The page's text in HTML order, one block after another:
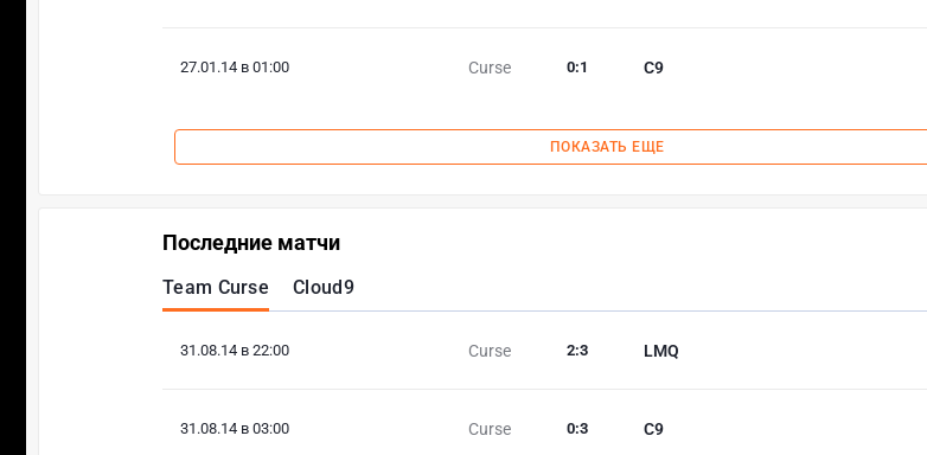
27.01.14 в 01:00 Curse C9
0:1
ПОКАЗАТЬ ЕЩЕ
Последние матчи
Team Curse Cloud9
31.08.14 в 22:00 Curse LMQ
2:3
31.08.14 в 03:00 Curse C9
0:3